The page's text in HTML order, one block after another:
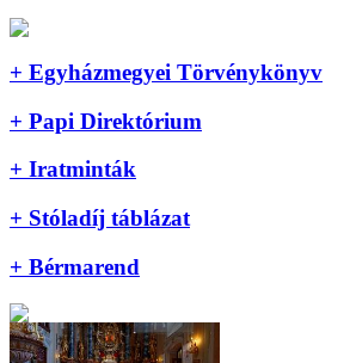
+ Egyházmegyei Törvénykönyv
+ Papi Direktórium
+ Iratminták
+ Stóladíj táblázat
+ Bérmarend